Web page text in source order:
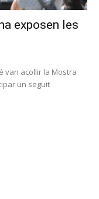
exposen les
van acollir la Mostra
un seguit